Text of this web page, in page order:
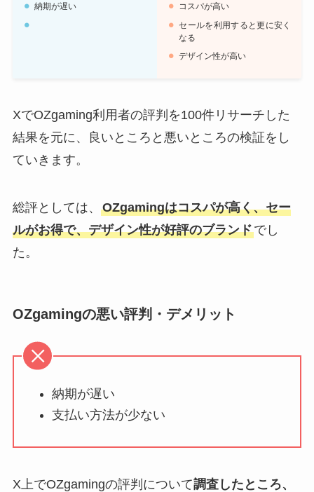
納期が遅い
コスパが高い
セールを利用すると更に安く
なる
デザイン性が高い
XでOZgaming利用者の評判を100件リサーチした
結果を元に、良いところと悪いところの検証をし
ていきます。
総評としては、 OZgamingはコスパが高く、セー
ルがお得で、デザイン性が好評のブランドでし
た。
OZgamingの悪い評判・デメリット
納期が遅い
支払い方法が少ない
X上でOZgamingの評判について調査したところ、